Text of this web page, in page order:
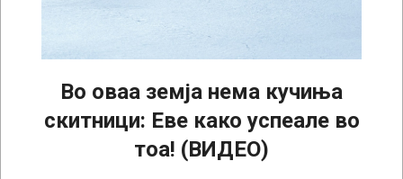
Во оваа земја нема кучиња
скитници: Еве како успеале во
тоа! (ВИДЕО)